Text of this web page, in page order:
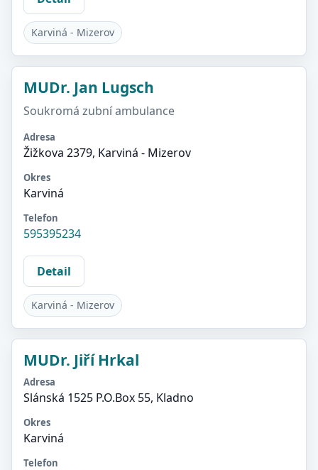
Karviná - Mizerov
MUDr. Jan Lugsch
Soukromá zubní ambulance
Adresa
Žižkova 2379, Karviná - Mizerov
Okres
Karviná
Telefon
595395234
Detail
Karviná - Mizerov
MUDr. Jiří Hrkal
Adresa
Slánská 1525 P.O.Box 55, Kladno
Okres
Karviná
Telefon